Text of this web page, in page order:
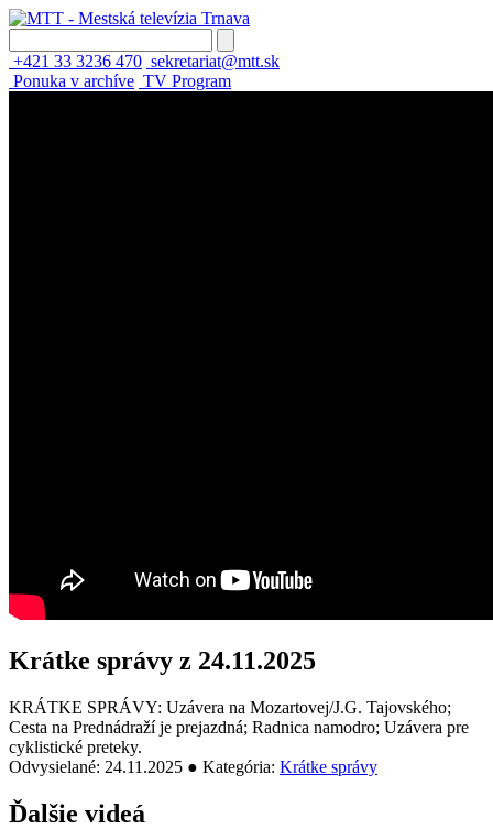
+421 33 3236 470 sekretariat@mtt.sk
Ponuka v archíve TV Program
Krátke správy z 24.11.2025
KRÁTKE SPRÁVY: Uzávera na Mozartovej/J.G. Tajovského;
Cesta na Prednádraží je prejazdná; Radnica namodro; Uzávera pre
cyklistické preteky.
Odvysielané: 24.11.2025 ● Kategória: Krátke správy
Ďalšie videá